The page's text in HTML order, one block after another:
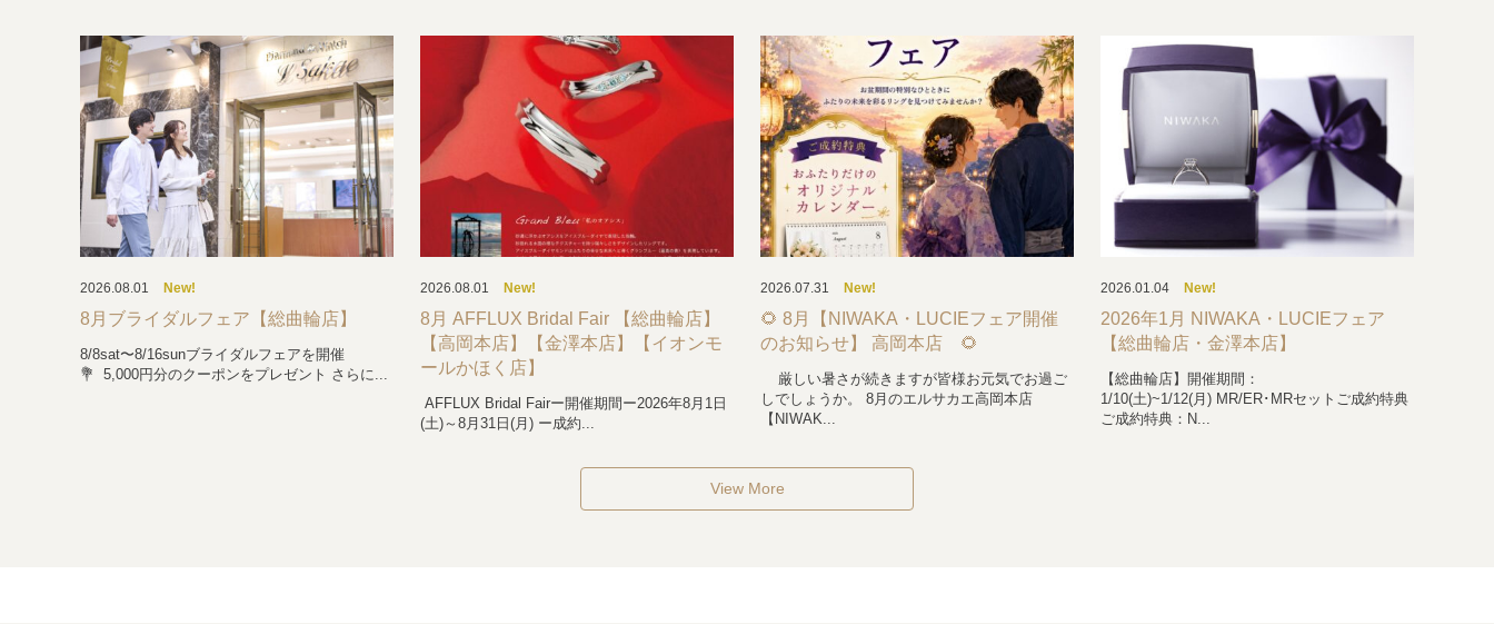
2026.08.01 New!
8月ブライダルフェア【総曲輪店】
8/8sat〜8/16sunブライダルフェアを開催
💐 5,000円分のクーポンをプレゼント さらに...
2026.08.01 New!
8月 AFFLUX Bridal Fair 【総曲輪店】
【高岡本店】【金澤本店】【イオンモ
ールかほく店】
AFFLUX Bridal Fairー開催期間ー2026年8月1日
(土)～8月31日(月) ー成約...
2026.07.31 New!
🌻 8月【NIWAKA・LUCIEフェア開催
のお知らせ】 高岡本店 🌻
厳しい暑さが続きますが皆様お元気でお過ご
しでしょうか。 8月のエルサカエ高岡本店
【NIWAK...
2026.01.04 New!
2026年1月 NIWAKA・LUCIEフェア
【総曲輪店・金澤本店】
【総曲輪店】開催期間：
1/10(土)~1/12(月) MR/ER･MRセットご成約特典
ご成約特典：N...
View More